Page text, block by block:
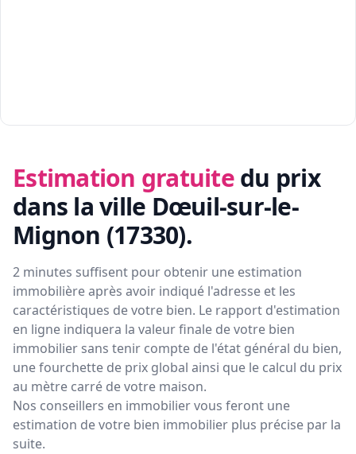
Estimation gratuite du prix
dans la ville Dœuil-sur-le-
Mignon (17330).
2 minutes suffisent pour obtenir une estimation
immobilière après avoir indiqué l'adresse et les
caractéristiques de votre bien. Le rapport d'estimation
en ligne indiquera la valeur finale de votre bien
immobilier sans tenir compte de l'état général du bien,
une fourchette de prix global ainsi que le calcul du prix
au mètre carré de votre maison.
Nos conseillers en immobilier vous feront une
estimation de votre bien immobilier plus précise par la
suite.